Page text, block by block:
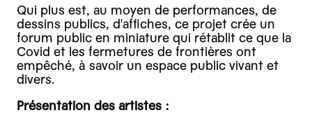
Qui plus est, au moyen de performances, de
dessins publics, d'affiches, ce projet crée un
forum public en miniature qui rétablit ce que la
Covid et les fermetures de frontières ont
empêché, à savoir un espace public vivant et
divers.
Présentation des artistes :